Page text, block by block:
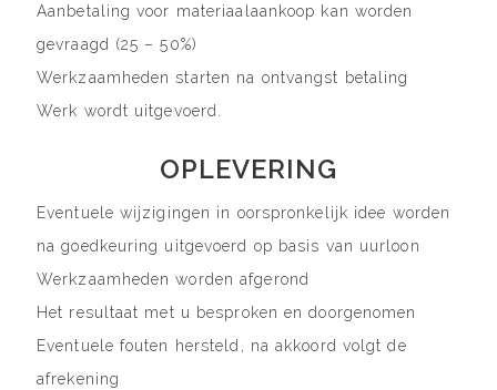
Aanbetaling voor materiaalaankoop kan worden
gevraagd (25 – 50%)
Werkzaamheden starten na ontvangst betaling
Werk wordt uitgevoerd.
OPLEVERING
Eventuele wijzigingen in oorspronkelijk idee worden
na goedkeuring uitgevoerd op basis van uurloon
Werkzaamheden worden afgerond
Het resultaat met u besproken en doorgenomen
Eventuele fouten hersteld, na akkoord volgt de
afrekening